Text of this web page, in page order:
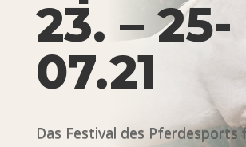
23. – 25-
07.21
Das Festival des Pferdesports